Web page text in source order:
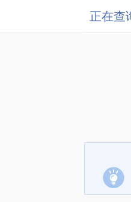
正在查